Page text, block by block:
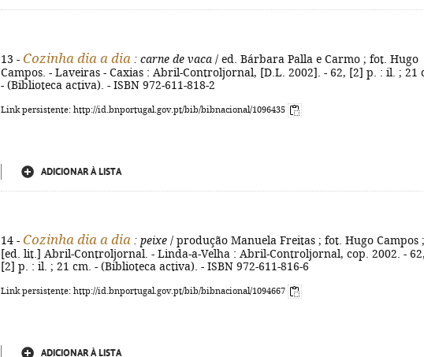
13 - Cozinha dia a dia : carne de vaca / ed. Bárbara Palla e Carmo ; fot. Hugo
Campos. - Laveiras - Caxias : Abril-Controljornal, [D.L. 2002]. - 62, [2] p. : il. ; 21
- (Biblioteca activa). - ISBN 972-611-818-2
Link persistente: http://id.bnportugal.gov.pt/bib/bibnacional/1096435
ADICIONAR À LISTA
14 - Cozinha dia a dia : peixe / produção Manuela Freitas ; fot. Hugo Campos ;
[ed. lit.] Abril-Controljornal. - Linda-a-Velha : Abril-Controljornal, cop. 2002. - 62,
[2] p. : il. ; 21 cm. - (Biblioteca activa). - ISBN 972-611-816-6
Link persistente: http://id.bnportugal.gov.pt/bib/bibnacional/1094667
ADICIONAR À LISTA